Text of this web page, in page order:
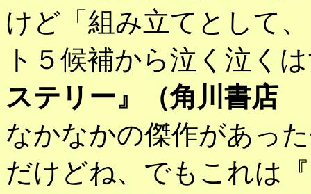
けど「組み立てとして
ト５候補から泣く泣く
ステリー』（角川書店
なかなかの傑作があっ
だけどね、でもこれは